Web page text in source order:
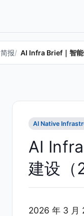
简报 AI Infra Brief｜智
AI Native
AI
建设（
2026 年 3 月